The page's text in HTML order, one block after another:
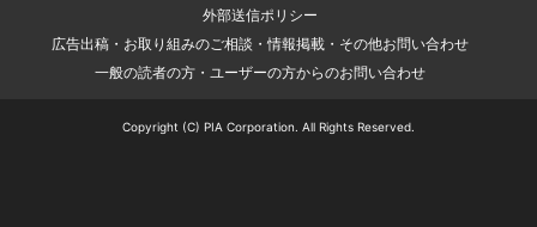
外部送信ポリシー
広告出稿・お取り組みのご相談・情報掲載・その他お問い合わせ
一般の読者の方・ユーザーの方からのお問い合わせ
Copyright (C) PIA Corporation. All Rights Reserved.